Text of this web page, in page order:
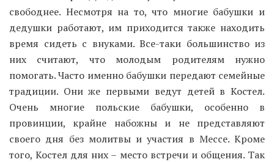
свободнее. Несмотря на то, что многие бабушки и
дедушки работают, им приходится также находить
время сидеть с внуками. Все-таки большинство из
них считают, что молодым родителям нужно
помогать. Часто именно бабушки передают семейные
традиции. Они же первыми ведут детей в Костел.
Очень многие польские бабушки, особенно в
провинции, крайне набожны и не представляют
своего дня без молитвы и участия в Мессе. Кроме
того, Костел для них – место встречи и общения. Так